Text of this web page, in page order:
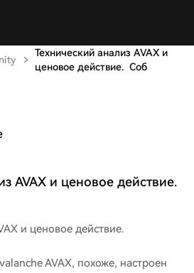
Технический анализ AVAX и
ценовое действие. Соб
AVAX и ценовое действие.
и ценовое действие.
AVAX, похоже, настроен